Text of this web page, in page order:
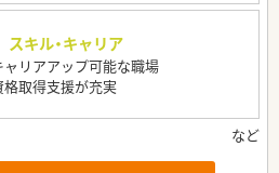
スキル・キャリア
ャリアアップ可能な職場
格取得支援が充実